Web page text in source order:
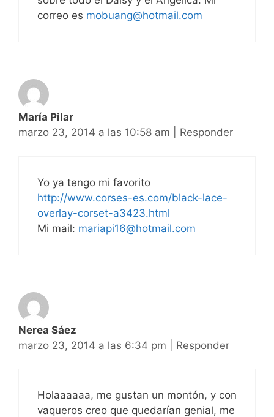
correo es mobuang@hotmail.com
María Pilar
marzo 23, 2014 a las 10:58 am
Responder
Yo ya tengo mi favorito
http://www.corses-es.com/black-lace-
overlay-corset-a3423.html
Mi mail: mariapi16@hotmail.com
Nerea Sáez
marzo 23, 2014 a las 6:34 pm
Responder
Holaaaaaa, me gustan un montón, y con
vaqueros creo que quedarían genial, me